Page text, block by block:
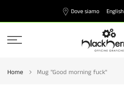
to
content
Dove siamo English
Home Mug "Good morning fuck"